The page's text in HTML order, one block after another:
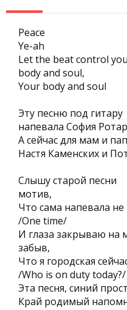
Peace
Ye-ah
Let the beat control
body and soul,
Your body and soul
Эту песню под гитару
напевала София
А сейчас для мам и
Настя Каменских и
Слышу старой песни
мотив,
Что сама напевала не
/One time/
И глаза закрываю на
забыв,
Что я городская
/Who is on duty today?/
Эта песня, синий
Край родимый